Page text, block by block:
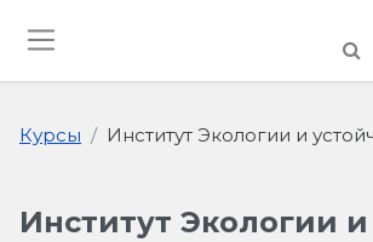
Курсы Институт Экологии и
Институт Экологии и